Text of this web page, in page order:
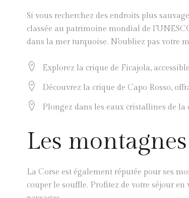
Si vous recherchez des endroits plus
classée au patrimoine mondial de
dans la mer turquoise. N’oubliez pas votre
Explorez la crique de Ficajola,
Découvrez la crique de Capo Rosso,
Plongez dans les eaux cristallines de la
Les
La Corse est également réputée pour ses
couper le souffle. Profitez de votre séjour